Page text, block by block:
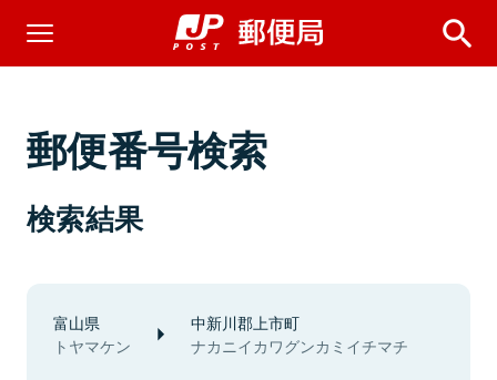
郵便番号検索
検索結果
富山県
トヤマケン
中新川郡上市町
ナカニイカワグンカミイチマチ